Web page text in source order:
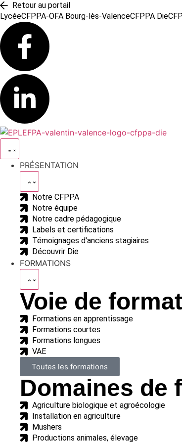
Retour au portail
LycéeCFPPA-OFA Bourg-lès-ValenceCFPPA Die
PRÉSENTATION
Notre CFPPA
Notre équipe
Notre cadre pédagogique
Labels et certifications
Témoignages d'anciens stagiaires
Découvrir Die
FORMATIONS
Voie de
Formations en apprentissage
Formations courtes
Formations longues
VAE
Toutes les formations
Domaines de
Agriculture biologique et agroécologie
Installation en agriculture
Mushers
Productions animales, élevage